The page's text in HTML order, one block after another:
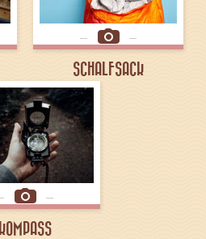
SCHALFSACK
KOMPASS